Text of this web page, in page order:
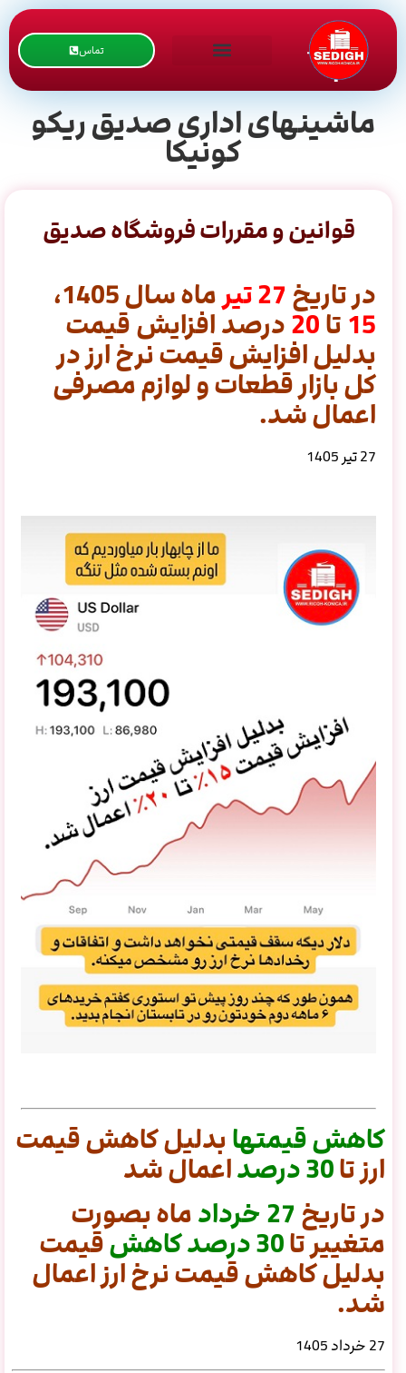
تماس
ماشینهای اداری صدیق ریکو
کونیکا
قوانین و مقررات فروشگاه صدیق
در تاریخ 27تیرماه سال 1405،
15 تا20درصد افزایش قیمت
بدلیل افزایش قیمت نرخ ارز در
کل بازار قطعات و لوازم مصرفی
اعمال شد.
27 تیر 1405
کاهشقیمتهابدلیل کاهش قیمت
ارز تا30درصداعمال شد
در تاریخ 27 خرداد ماه بصورت
متغییر تا30درصدکاهشقیمت
بدلیل کاهش قیمت نرخ ارز اعمال
شد.
27 خرداد 1405